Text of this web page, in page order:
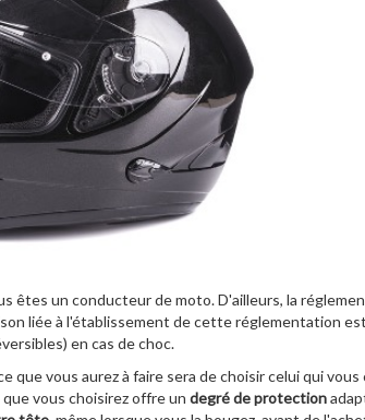
êtes un conducteur de moto. D'ailleurs, la
liée à l'établissement de cette réglementation
en cas de choc.
que vous aurez à faire sera de choisir celui qui
vous choisirez offre un degré de protection